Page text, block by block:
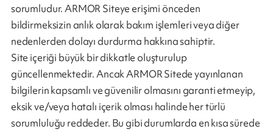
sorumludur. ARMOR Siteye erişimi önceden
bildirmeksizin anlık olarak bakım işlemleri veya diğer
nedenlerden dolayı durdurma hakkına sahiptir.
Site içeriği büyük bir dikkatle oluşturulup
güncellenmektedir. Ancak ARMOR Sitede yayınlanan
bilgilerin kapsamlı ve güvenilir olmasını garanti etmeyip,
eksik ve/veya hatalı içerik olması halinde her türlü
sorumluluğu reddeder. Bu gibi durumlarda en kısa sürede